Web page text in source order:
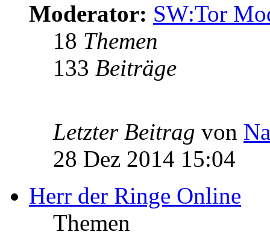
Moderator: SW:Tor
18 Themen
133 Beiträge
Letzter Beitrag von
28 Dez 2014 15:04
Herr der Ringe Online
Themen